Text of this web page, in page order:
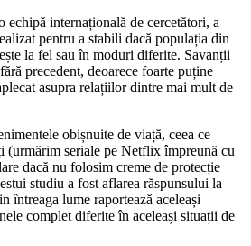
echipă internațională de cercetători, a
pentru a stabili dacă populația din
la fel sau în moduri diferite. Savanții
precedent, deoarece foarte puține
asupra relațiilor dintre mai mult de
obișnuite de viață, ceea ce
(urmărim seriale pe Netflix împreună cu
dacă nu folosim creme de protecție
studiu a fost aflarea răspunsului la
întreaga lume raportează aceleași
complet diferite în aceleași situații de